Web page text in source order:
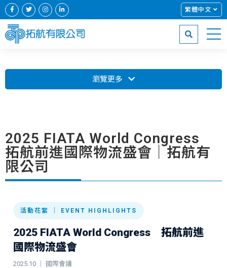
繁體中文
瀏覽更多
2025 FIATA World Congress
拓航前進國際物流盛會｜拓航有
限公司
活動花絮 ｜ EVENT HIGHLIGHTS
2025 FIATA World Congress 拓航前進
國際物流盛會
2025.10 ｜ 國際會議